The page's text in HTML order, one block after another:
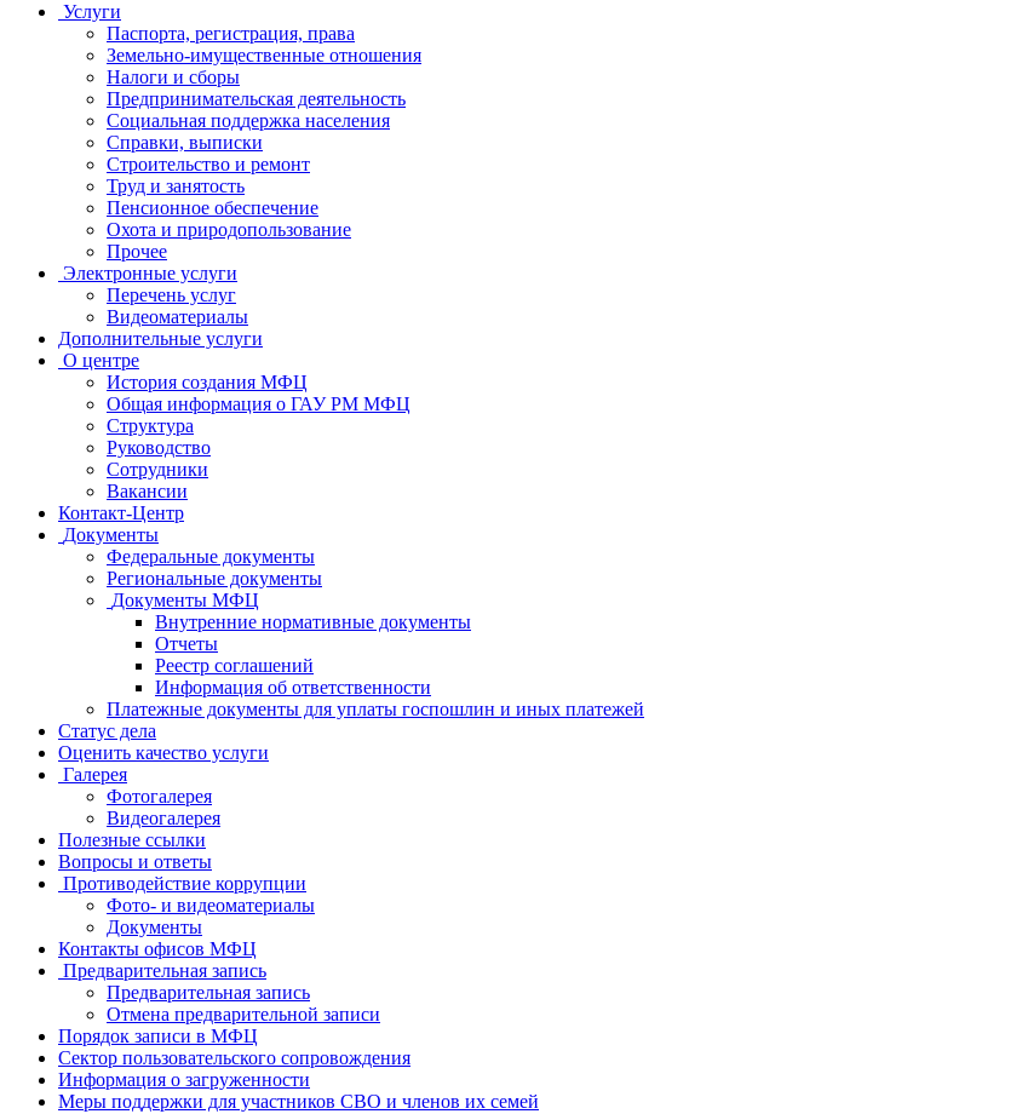
Услуги
Паспорта, регистрация, права
Земельно-имущественные отношения
Налоги и сборы
Предпринимательская деятельность
Социальная поддержка населения
Справки, выписки
Строительство и ремонт
Труд и занятость
Пенсионное обеспечение
Охота и природопользование
Прочее
Электронные услуги
Перечень услуг
Видеоматериалы
Дополнительные услуги
О центре
История создания МФЦ
Общая информация о ГАУ РМ МФЦ
Структура
Руководство
Сотрудники
Вакансии
Контакт-Центр
Документы
Федеральные документы
Региональные документы
Документы МФЦ
Внутренние нормативные документы
Отчеты
Реестр соглашений
Информация об ответственности
Платежные документы для уплаты госпошлин и иных платежей
Статус дела
Оценить качество услуги
Галерея
Фотогалерея
Видеогалерея
Полезные ссылки
Вопросы и ответы
Противодействие коррупции
Фото- и видеоматериалы
Документы
Контакты офисов МФЦ
Предварительная запись
Предварительная запись
Отмена предварительной записи
Порядок записи в МФЦ
Сектор пользовательского сопровождения
Информация о загруженности
Меры поддержки для участников СВО и членов их семей